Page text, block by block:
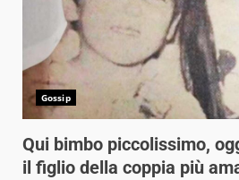
Gossip
Qui bimbo piccolissimo,
il figlio della coppia più